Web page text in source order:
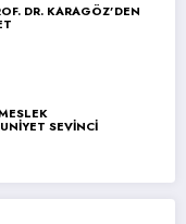
DR. KARAGÖZ’DEN
SEVİNCİ